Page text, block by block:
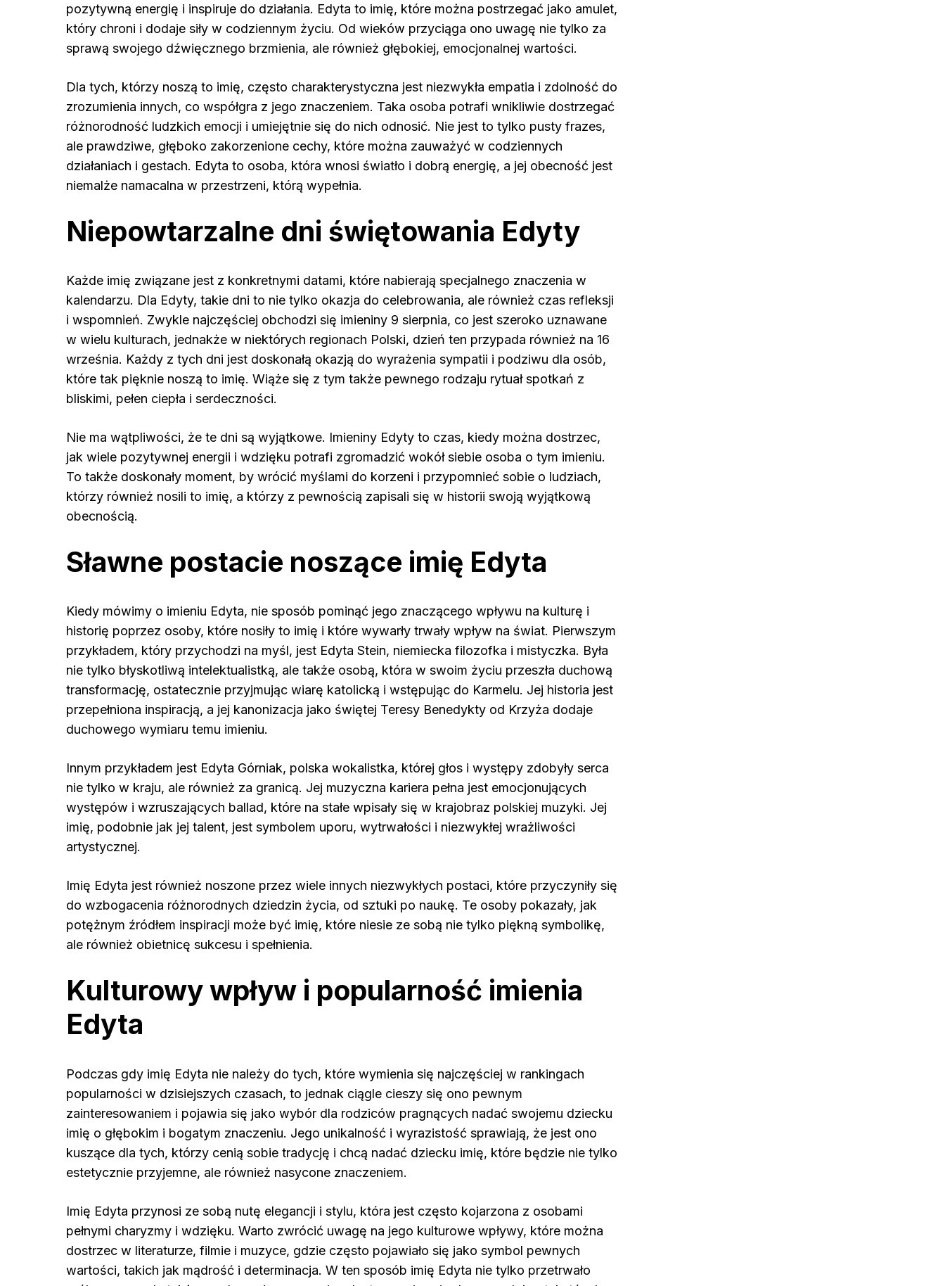
pozytywną energię i inspiruje do działania. Edyta to imię, które można postrzegać jako amulet,
który chroni i dodaje siły w codziennym życiu. Od wieków przyciąga ono uwagę nie tylko za
sprawą swojego dźwięcznego brzmienia, ale również głębokiej, emocjonalnej wartości.
Dla tych, którzy noszą to imię, często charakterystyczna jest niezwykła empatia i zdolność do
zrozumienia innych, co współgra z jego znaczeniem. Taka osoba potrafi wnikliwie dostrzegać
różnorodność ludzkich emocji i umiejętnie się do nich odnosić. Nie jest to tylko pusty frazes,
ale prawdziwe, głęboko zakorzenione cechy, które można zauważyć w codziennych
działaniach i gestach. Edyta to osoba, która wnosi światło i dobrą energię, a jej obecność jest
niemalże namacalna w przestrzeni, którą wypełnia.
Niepowtarzalne dni świętowania Edyty
Każde imię związane jest z konkretnymi datami, które nabierają specjalnego znaczenia w
kalendarzu. Dla Edyty, takie dni to nie tylko okazja do celebrowania, ale również czas refleksji
i wspomnień. Zwykle najczęściej obchodzi się imieniny 9 sierpnia, co jest szeroko uznawane
w wielu kulturach, jednakże w niektórych regionach Polski, dzień ten przypada również na 16
września. Każdy z tych dni jest doskonałą okazją do wyrażenia sympatii i podziwu dla osób,
które tak pięknie noszą to imię. Wiąże się z tym także pewnego rodzaju rytuał spotkań z
bliskimi, pełen ciepła i serdeczności.
Nie ma wątpliwości, że te dni są wyjątkowe. Imieniny Edyty to czas, kiedy można dostrzec,
jak wiele pozytywnej energii i wdzięku potrafi zgromadzić wokół siebie osoba o tym imieniu.
To także doskonały moment, by wrócić myślami do korzeni i przypomnieć sobie o ludziach,
którzy również nosili to imię, a którzy z pewnością zapisali się w historii swoją wyjątkową
obecnością.
Sławne postacie noszące imię Edyta
Kiedy mówimy o imieniu Edyta, nie sposób pominąć jego znaczącego wpływu na kulturę i
historię poprzez osoby, które nosiły to imię i które wywarły trwały wpływ na świat. Pierwszym
przykładem, który przychodzi na myśl, jest Edyta Stein, niemiecka filozofka i mistyczka. Była
nie tylko błyskotliwą intelektualistką, ale także osobą, która w swoim życiu przeszła duchową
transformację, ostatecznie przyjmując wiarę katolicką i wstępując do Karmelu. Jej historia jest
przepełniona inspiracją, a jej kanonizacja jako świętej Teresy Benedykty od Krzyża dodaje
duchowego wymiaru temu imieniu.
Innym przykładem jest Edyta Górniak, polska wokalistka, której głos i występy zdobyły serca
nie tylko w kraju, ale również za granicą. Jej muzyczna kariera pełna jest emocjonujących
występów i wzruszających ballad, które na stałe wpisały się w krajobraz polskiej muzyki. Jej
imię, podobnie jak jej talent, jest symbolem uporu, wytrwałości i niezwykłej wrażliwości
artystycznej.
Imię Edyta jest również noszone przez wiele innych niezwykłych postaci, które przyczyniły się
do wzbogacenia różnorodnych dziedzin życia, od sztuki po naukę. Te osoby pokazały, jak
potężnym źródłem inspiracji może być imię, które niesie ze sobą nie tylko piękną symbolikę,
ale również obietnicę sukcesu i spełnienia.
Kulturowy wpływ i popularność imienia
Edyta
Podczas gdy imię Edyta nie należy do tych, które wymienia się najczęściej w rankingach
popularności w dzisiejszych czasach, to jednak ciągle cieszy się ono pewnym
zainteresowaniem i pojawia się jako wybór dla rodziców pragnących nadać swojemu dziecku
imię o głębokim i bogatym znaczeniu. Jego unikalność i wyrazistość sprawiają, że jest ono
kuszące dla tych, którzy cenią sobie tradycję i chcą nadać dziecku imię, które będzie nie tylko
estetycznie przyjemne, ale również nasycone znaczeniem.
Imię Edyta przynosi ze sobą nutę elegancji i stylu, która jest często kojarzona z osobami
pełnymi charyzmy i wdzięku. Warto zwrócić uwagę na jego kulturowe wpływy, które można
dostrzec w literaturze, filmie i muzyce, gdzie często pojawiało się jako symbol pewnych
wartości, takich jak mądrość i determinacja. W ten sposób imię Edyta nie tylko przetrwało